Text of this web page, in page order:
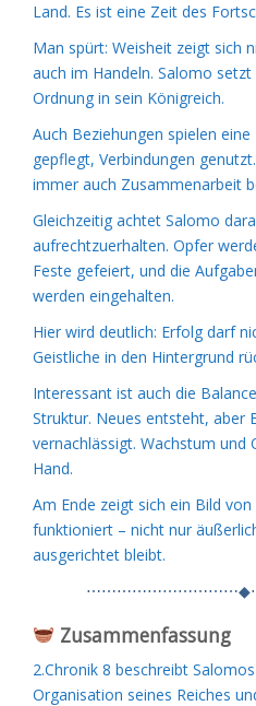
Land. Es ist eine Zeit des
Man spürt: Weisheit zeigt sich
auch im Handeln. Salomo
Ordnung in sein Königreich.
Auch Beziehungen spielen
gepflegt, Verbindungen
immer auch Zusammenarbeit
Gleichzeitig achtet Salomo
aufrechtzuerhalten. Opfer
Feste gefeiert, und die
werden eingehalten.
Hier wird deutlich: Erfolg darf
Geistliche in den Hintergrund
Interessant ist auch die
Struktur. Neues entsteht, aber
vernachlässigt. Wachstum und
Hand.
Am Ende zeigt sich ein Bild
funktioniert – nicht nur
ausgerichtet bleibt.
Zusammenfassung
2.Chronik 8 beschreibt
Organisation seines Reiches